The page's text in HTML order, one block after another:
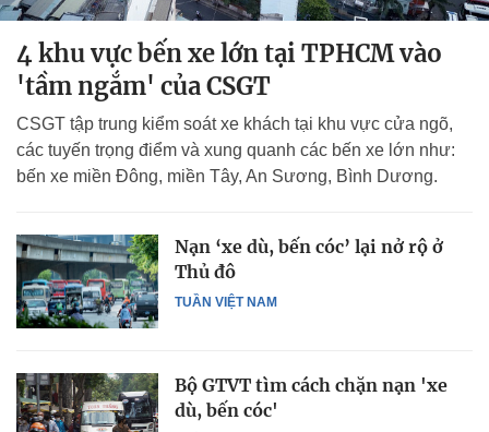
4 khu vực bến xe lớn tại TPHCM vào
'tầm ngắm' của CSGT
CSGT tập trung kiểm soát xe khách tại khu vực cửa ngõ,
các tuyến trọng điểm và xung quanh các bến xe lớn như:
bến xe miền Đông, miền Tây, An Sương, Bình Dương.
TUẦN VIỆT NAM
Nạn ‘xe dù, bến cóc’ lại nở rộ ở
Thủ đô
Bộ GTVT tìm cách chặn nạn 'xe
dù, bến cóc'